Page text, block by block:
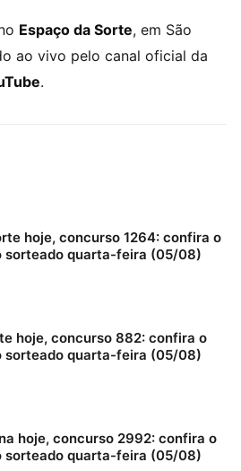
Espaço da Sorte, em São
ao vivo pelo canal oficial da
.
hoje, concurso 1264: confira o
sorteado quarta-feira (05/08)
hoje, concurso 882: confira o
sorteado quarta-feira (05/08)
hoje, concurso 2992: confira o
sorteado quarta-feira (05/08)